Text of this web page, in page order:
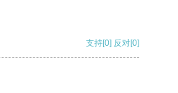
支持[0] 反对[0]